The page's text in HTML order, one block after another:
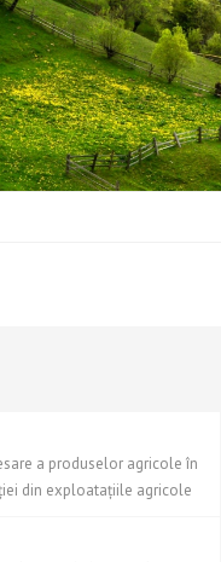
a produselor agricole în
din exploatațiile agricole